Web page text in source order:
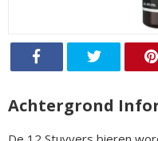
Achtergrond